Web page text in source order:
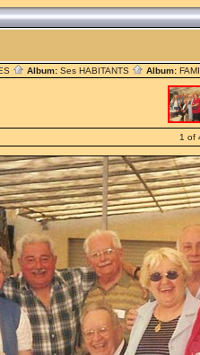
Album: Ses HABITANTS Album:
1 of